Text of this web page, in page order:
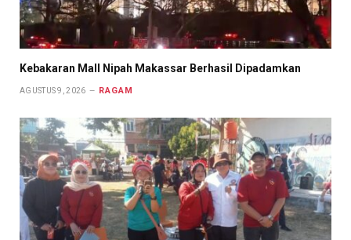
Kebakaran Mall Nipah Makassar Berhasil Dipadamkan
AGUSTUS 9, 2026 RAGAM